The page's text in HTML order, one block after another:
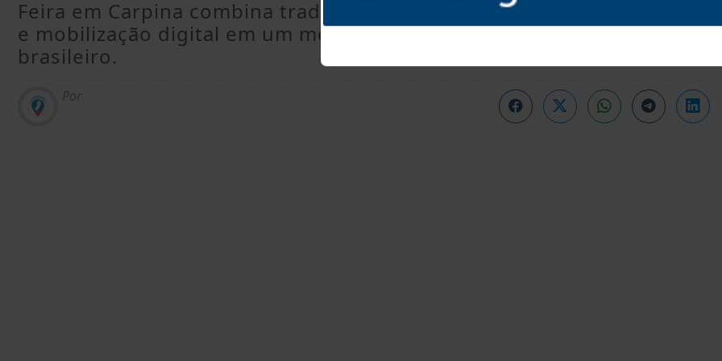
Feira em Carpina combina tradição pecuária, articulação empresarial
e mobilização digital em um momento de expansão do agronegócio
brasileiro.
Por